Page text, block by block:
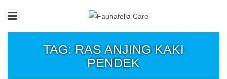
TAG: RAS ANJING KAKI
PENDEK